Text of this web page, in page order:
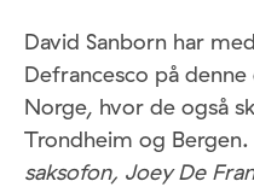
David Sanborn har
Defrancesco på
Norge, hvor de også
Trondheim og Bergen.
saksofon, Joey De